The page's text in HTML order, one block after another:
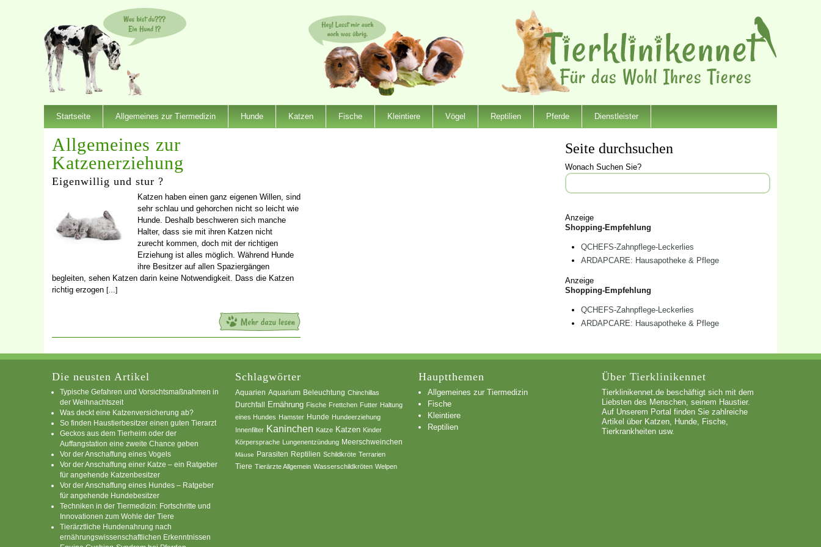
Startseite Allgemeines zur Tiermedizin Hunde Katzen Fische Kleintiere Vögel Reptilien Pferde Dienstleister
Allgemeines zur
Katzenerziehung
Eigenwillig und stur ?
Katzen haben einen ganz eigenen Willen, sind
sehr schlau und gehorchen nicht so leicht wie
Hunde. Deshalb beschweren sich manche
Halter, dass sie mit ihren Katzen nicht
zurecht kommen, doch mit der richtigen
Erziehung ist alles möglich. Während Hunde
ihre Besitzer auf allen Spaziergängen
begleiten, sehen Katzen darin keine Notwendigkeit. Dass die Katzen
richtig erzogen […]
Seite durchsuchen
Wonach Suchen Sie?
Anzeige
Shopping-Empfehlung
QCHEFS-Zahnpflege-Leckerlies
ARDAPCARE: Hausapotheke & Pflege
Anzeige
Shopping-Empfehlung
QCHEFS-Zahnpflege-Leckerlies
ARDAPCARE: Hausapotheke & Pflege
Die neusten Artikel
Typische Gefahren und Vorsichtsmaßnahmen in
der Weihnachtszeit
Was deckt eine Katzenversicherung ab?
So finden Haustierbesitzer einen guten Tierarzt
Geckos aus dem Tierheim oder der
Auffangstation eine zweite Chance geben
Vor der Anschaffung eines Vogels
Vor der Anschaffung einer Katze – ein Ratgeber
für angehende Katzenbesitzer
Vor der Anschaffung eines Hundes – Ratgeber
für angehende Hundebesitzer
Techniken in der Tiermedizin: Fortschritte und
Innovationen zum Wohle der Tiere
Tierärztliche Hundenahrung nach
ernährungswissenschaftlichen Erkenntnissen
Schlagwörter
Aquarien Aquarium Beleuchtung Chinchillas
Durchfall Ernährung Fische Frettchen Futter Haltung
eines Hundes Hamster Hunde Hundeerziehung
Innenfilter Kaninchen Katze Katzen Kinder
Körpersprache Lungenentzündung Meerschweinchen
Mäuse Parasiten Reptilien Schildkröte Terrarien
Tiere Tierärzte Allgemein Wasserschildkröten Welpen
Hauptthemen
Allgemeines zur Tiermedizin
Fische
Kleintiere
Reptilien
Über Tierklinikennet
Tierklinikennet.de beschäftigt sich mit dem
Liebsten des Menschen, seinem Haustier.
Auf Unserem Portal finden Sie zahlreiche
Artikel über Katzen, Hunde, Fische,
Tierkrankheiten usw.